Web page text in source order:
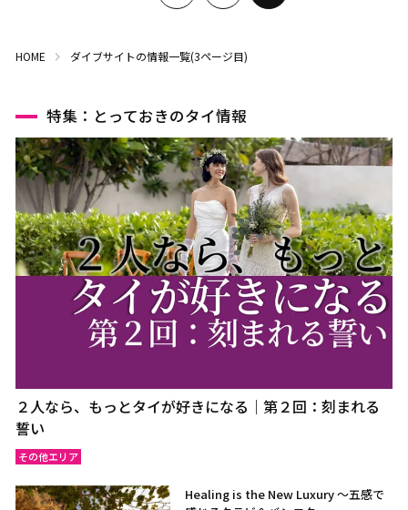
ー）
クラビ
ランタ島（クラビ）
トラン
パンガー
カオラック（パンガー）
チュンポーン
ナラーティワート
ナコーンシータマラート
パッターニー
パッタルン
ラノーン
サトゥーン
ソンクラー
スラーターニー
HOME ダイブサイトの情報一覧(3ページ目)
特集：とっておきのタイ情報
２人なら、もっとタイが好きになる｜第２回：刻まれる
誓い
その他エリア
Healing is the New Luxury ～五感で